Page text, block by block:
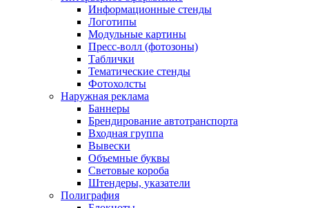
Информационные стенды
Логотипы
Модульные картины
Пресс-волл (фотозоны)
Таблички
Тематические стенды
Фотохолсты
Наружная реклама
Баннеры
Брендирование автотранспорта
Входная группа
Вывески
Объемные буквы
Световые короба
Штендеры, указатели
Полиграфия